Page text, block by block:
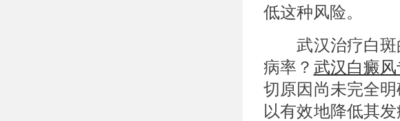
低这种风险。
武汉治疗白斑
病率？ 武汉白癜
切原因尚未完全
以有效地降低其